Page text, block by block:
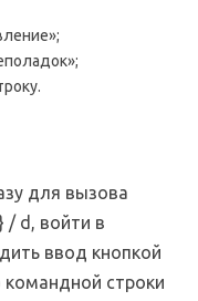
для вызова
/ d, войти в
ввод кнопкой
командной строки